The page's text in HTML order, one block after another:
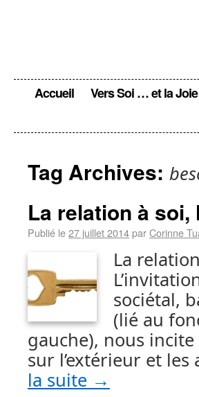
Accueil Vers Soi … et la Joie
Tag Archives:
La relation à
Publié le27 juillet 2014parCorinne
La
sociétal,
(lié au
gauche), nous
sur l’extérieur et
la suite →